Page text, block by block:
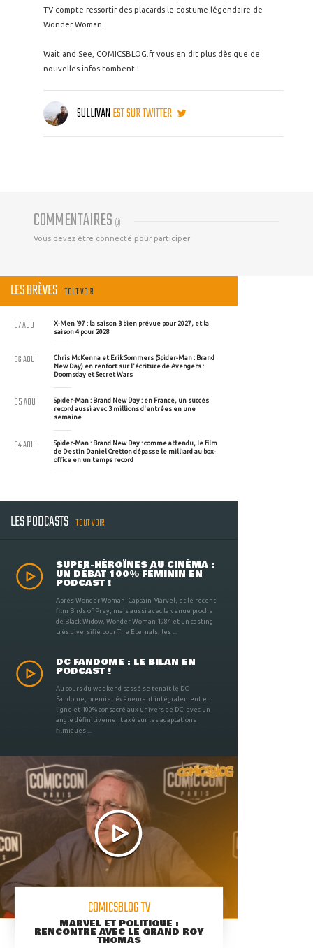
TV compte ressortir des placards le costume légendaire de
Wonder Woman.
Wait and See, COMICSBLOG.fr vous en dit plus dès que de
nouvelles infos tombent !
SULLIVANEST SUR TWITTER
COMMENTAIRES (0)
Vous devez être connecté pour participer
LES BRÈVES TOUT VOIR
X-Men '97 : la saison 3 bien prévue pour 2027, et la
saison 4 pour 2028
07 AOU
Chris McKenna et Erik Sommers (Spider-Man : Brand
New Day) en renfort sur l'écriture de Avengers :
Doomsday et Secret Wars
06 AOU
Spider-Man : Brand New Day : en France, un succès
record aussi avec 3 millions d'entrées en une
semaine
05 AOU
Spider-Man : Brand New Day : comme attendu, le film
de Destin Daniel Cretton dépasse le milliard au box-
office en un temps record
04 AOU
LES PODCASTS TOUT VOIR
SUPER-HÉROÏNES AU CINÉMA :
UN DÉBAT 100% FÉMININ EN
PODCAST !
Après Wonder Woman, Captain Marvel, et le récent
film Birds of Prey, mais aussi avec la venue proche
de Black Widow, Wonder Woman 1984 et un casting
très diversifié pour The Eternals, les ...
DC FANDOME : LE BILAN EN
PODCAST !
Au cours du weekend passé se tenait le DC
Fandome, premier évènement intégralement en
ligne et 100% consacré aux univers de DC, avec un
angle définitivement axé sur les adaptations
filmiques ...
COMICSBLOG TV
MARVEL ET POLITIQUE :
RENCONTRE AVEC LE GRAND ROY
THOMAS